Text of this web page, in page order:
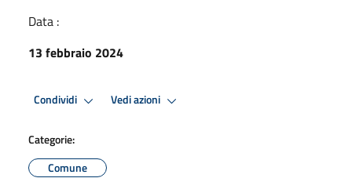
Data :
13 febbraio 2024
Condividi Vedi azioni
Categorie:
Comune